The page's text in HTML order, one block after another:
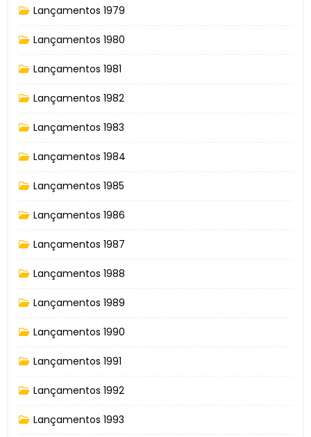
Lançamentos 1979
Lançamentos 1980
Lançamentos 1981
Lançamentos 1982
Lançamentos 1983
Lançamentos 1984
Lançamentos 1985
Lançamentos 1986
Lançamentos 1987
Lançamentos 1988
Lançamentos 1989
Lançamentos 1990
Lançamentos 1991
Lançamentos 1992
Lançamentos 1993